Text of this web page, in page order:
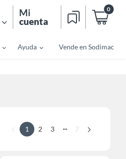
Mi
cuenta
0
Ayuda Vende en Sodimac
1 2 3 ... 7